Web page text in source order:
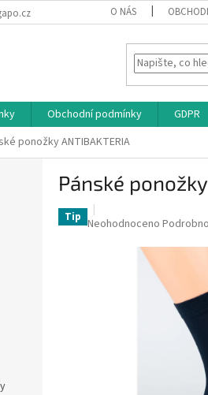
O NÁS
Obchodní podmínky GDPR
ponožky ANTIBAKTERIA
Pánské
Tip Průměrné
Neohodnoceno